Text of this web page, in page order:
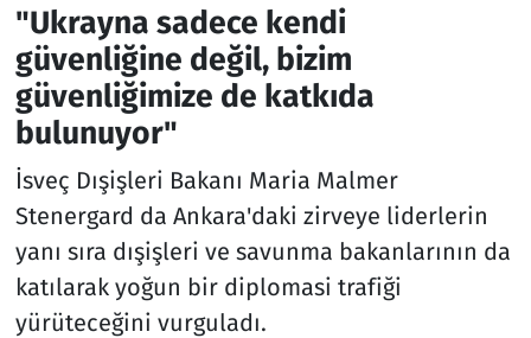
"Ukrayna sadece kendi
güvenliğine değil, bizim
güvenliğimize de katkıda
bulunuyor"
İsveç Dışişleri Bakanı Maria Malmer
Stenergard da Ankara'daki zirveye liderlerin
yanı sıra dışişleri ve savunma bakanlarının da
katılarak yoğun bir diplomasi trafiği
yürüteceğini vurguladı.